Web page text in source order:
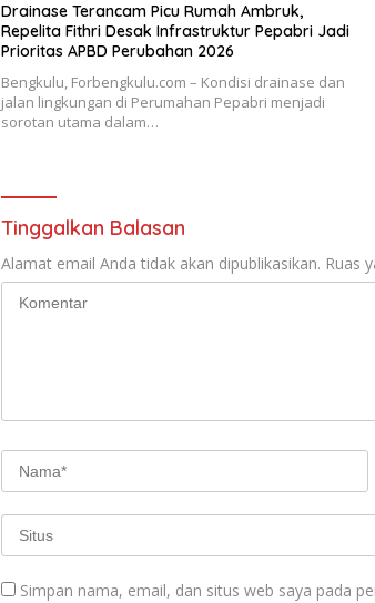
Drainase Terancam Picu Rumah Ambruk,
Repelita Fithri Desak Infrastruktur Pepabri Jadi
Prioritas APBD Perubahan 2026
Bengkulu, Forbengkulu.com – Kondisi drainase dan
jalan lingkungan di Perumahan Pepabri menjadi
sorotan utama dalam…
Tinggalkan Balasan
Alamat email Anda tidak akan dipublikasikan. Ruas
Simpan nama, email, dan situs web saya pada